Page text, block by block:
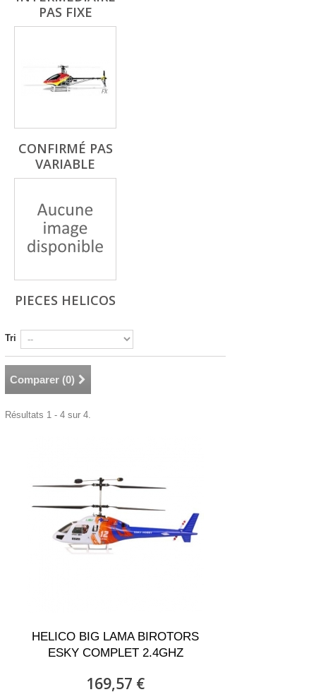
PAS FIXE
CONFIRMÉ PAS
VARIABLE
PIECES HELICOS
Tri
Comparer (0)
Résultats 1 - 4 sur 4.
HELICO BIG LAMA BIROTORS
ESKY COMPLET 2.4GHZ
169,57 €